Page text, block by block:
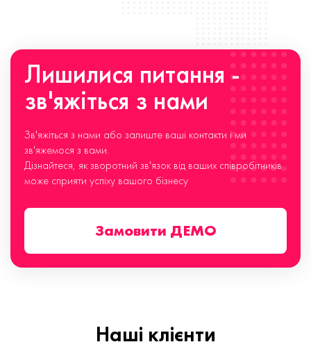
Лишилися питання -
зв'яжіться з нами
Зв'яжіться з нами або залиште ваші контакти і ми
зв'яжемося з вами.
Дізнайтеся, як зворотний зв'язок від ваших співробітників
може сприяти успіху вашого бізнесу
Замовити ДЕМО
Наші клієнти